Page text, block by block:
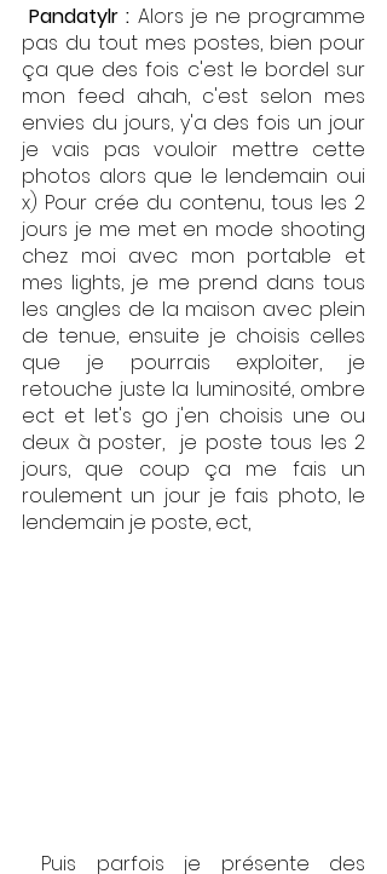
Pandatylr : Alors je ne programme
pas du tout mes postes, bien pour
ça que des fois c'est le bordel sur
mon feed ahah, c'est selon mes
envies du jours, y'a des fois un jour
je vais pas vouloir mettre cette
photos alors que le lendemain oui
x) Pour crée du contenu, tous les 2
jours je me met en mode shooting
chez moi avec mon portable et
mes lights, je me prend dans tous
les angles de la maison avec plein
de tenue, ensuite je choisis celles
que je pourrais exploiter, je
retouche juste la luminosité, ombre
ect et let's go j'en choisis une ou
deux à poster,  je poste tous les 2
jours, que coup ça me fais un
roulement un jour je fais photo, le
lendemain je poste, ect,